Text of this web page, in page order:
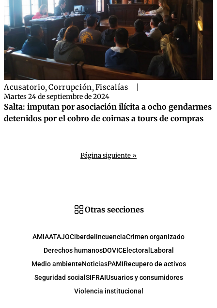
Acusatorio,Corrupción,Fiscalías
Martes 24 de septiembre de 2024
Salta: imputan por asociación ilícita a ocho gendarmes
detenidos por el cobro de coimas a tours de compras
Página siguiente »
Otras secciones
AMIAATAJOCiberdelincuenciaCrimen organizado
Derechos humanosDOVICElectoral Laboral
Medio ambienteNoticiasPAMIRecupero de activos
Seguridad social SIFRAIUsuarios y consumidores
Violencia institucional